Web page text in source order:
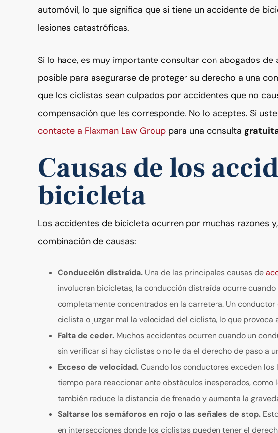
automóvil, lo que significa que si tiene un accidente de
lesiones catastróficas.
Si lo hace, es muy importante consultar con abogados
posible para asegurarse de proteger su derecho a una
que los ciclistas sean culpados por accidentes que no
compensación que les corresponde. No lo aceptes. Si
contacte a Flaxman Law Group para una consulta
Causas de los
bicicleta
Los accidentes de bicicleta ocurren por muchas razones
combinación de causas:
Conducción distraída. Una de las principales causas de
involucran bicicletas, la conducción distraída ocurre
completamente concentrados en la carretera. Un
ciclista o juzgar mal la velocidad del ciclista, lo que provoca
Falta de ceder. Muchos accidentes ocurren cuando un
sin verificar si hay ciclistas o no le da el derecho de paso a
Exceso de velocidad.Cuando los conductores exceden
tiempo para reaccionar ante obstáculos inesperados, como
también reduce la distancia de frenado y aumenta la
Saltarse los semáforos en rojo o las señales de stop.
en intersecciones donde los ciclistas pueden tener el